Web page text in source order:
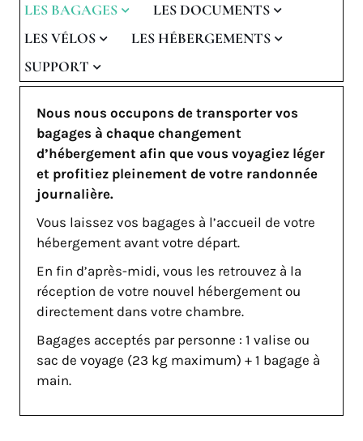
LES BAGAGES
LES DOCUMENTS
LES VÉLOS
LES HÉBERGEMENTS
SUPPORT
Nous nous occupons de transporter vos
bagages à chaque changement
d’hébergement afin que vous voyagiez léger
et profitiez pleinement de votre randonnée
journalière.
Vous laissez vos bagages à l’accueil de votre
hébergement avant votre départ.
En fin d’après-midi, vous les retrouvez à la
réception de votre nouvel hébergement ou
directement dans votre chambre.
Bagages acceptés par personne : 1 valise ou
sac de voyage (23 kg maximum) + 1 bagage à
main.